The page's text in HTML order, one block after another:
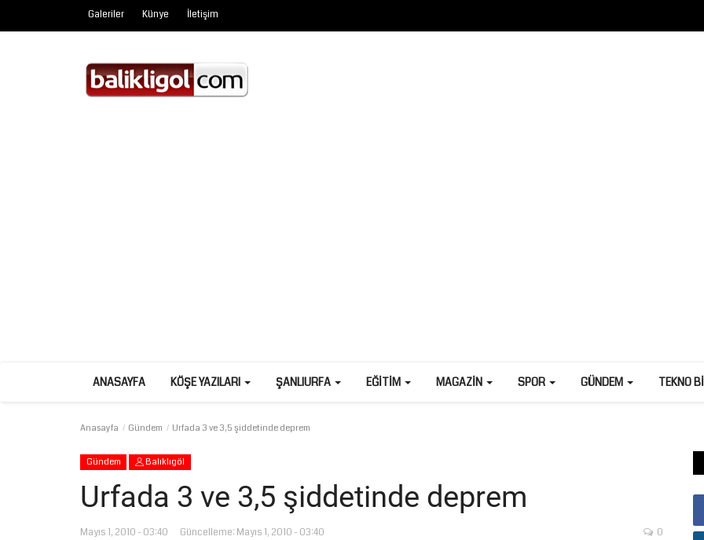
Galeriler Künye İletişim
ANASAYFA KÖŞE YAZILARI ŞANLIURFA EĞITIM MAGAZIN SPOR GÜNDEM TEKNO
Anasayfa Gündem Urfada 3 ve 3,5 şiddetinde deprem
Gündem Balıklıgöl
Urfada 3 ve 3,5 şiddetinde deprem
Mayıs 1, 2010 - 03:40 Güncelleme: Mayıs 1, 2010 - 03:40 0